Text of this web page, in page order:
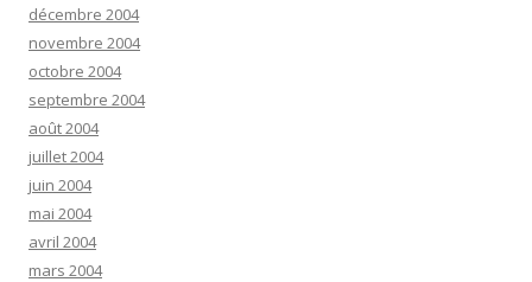
décembre 2004
novembre 2004
octobre 2004
septembre 2004
août 2004
juillet 2004
juin 2004
mai 2004
avril 2004
mars 2004